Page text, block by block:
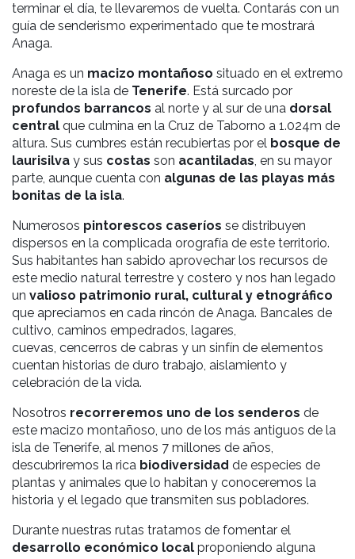
terminar el día, te llevaremos de vuelta. Contarás con un
guía de senderismo experimentado que te mostrará
Anaga.
Anaga es un macizo montañoso situado en el extremo
noreste de la isla de Tenerife. Está surcado por
profundos barrancos al norte y al sur de una dorsal
central que culmina en la Cruz de Taborno a 1.024m de
altura. Sus cumbres están recubiertas por el bosque de
laurisilva y sus costas son acantiladas, en su mayor
parte, aunque cuenta con algunas de las playas más
bonitas de la isla.
Numerosos pintorescos caseríos se distribuyen
dispersos en la complicada orografía de este territorio.
Sus habitantes han sabido aprovechar los recursos de
este medio natural terrestre y costero y nos han legado
un valioso patrimonio rural, cultural y etnográfico
que apreciamos en cada rincón de Anaga. Bancales de
cultivo, caminos empedrados, lagares,
cuevas, cencerros de cabras y un sinfín de elementos
cuentan historias de duro trabajo, aislamiento y
celebración de la vida.
Nosotros recorreremos uno de los senderos de
este macizo montañoso, uno de los más antiguos de la
isla de Tenerife, al menos 7 millones de años,
descubriremos la rica biodiversidad de especies de
plantas y animales que lo habitan y conoceremos la
historia y el legado que transmiten sus pobladores.
Durante nuestras rutas tratamos de fomentar el
desarrollo económico local proponiendo alguna